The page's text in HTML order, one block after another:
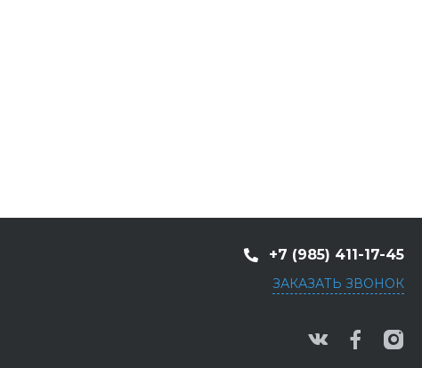
+7 (985) 411-17-45
ЗАКАЗАТЬ ЗВОНОК